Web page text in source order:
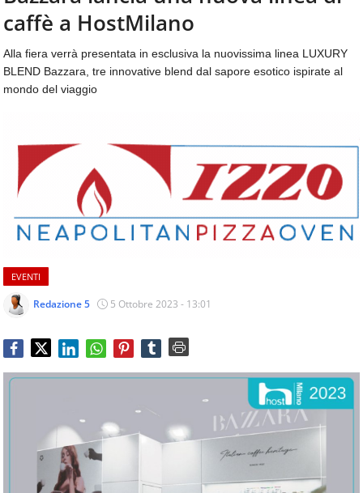
aggiornamenti
quotidiani
temi
come
ospitalità,
&
beverage,
catering
e
quotidiani
mondo
dell'alimentazione,
dei
consumi
Service
novità
comparto
CONTATTI
caffè a HostMilano
Alla fiera verrà presentata in esclusiva la nuovissima linea LUXURY
BLEND Bazzara, tre innovative blend dal sapore esotico ispirate al
mondo del viaggio
EVENTI
Redazione 5 5 Ottobre 2023 - 13:01